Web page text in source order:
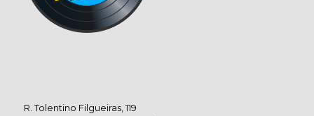
R. Tolentino Filgueiras, 119